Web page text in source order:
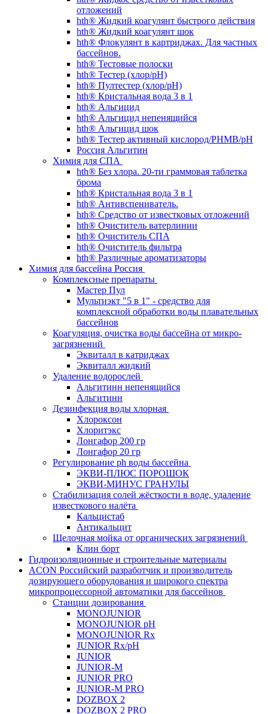
отложений
hth® Жидкий коагулянт быстрого действия
hth® Жидкий коагулянт шок
hth® Флокулянт в картриджах. Для частных
бассейнов.
hth® Тестовые полоски
hth® Тестер (хлор/pH)
hth® Пултестер (хлор/pH)
hth® Кристальная вода 3 в 1
hth® Альгицид
hth® Альгицид непенящийся
hth® Альгицид шок
hth® Тестер активный кислород/PHMB/pH
Россия Альгитин
Химия для СПА
hth® Без хлора. 20-ти граммовая таблетка
брома
hth® Кристальная вода 3 в 1
hth® Антивспениватель.
hth® Средство от известковых отложений
hth® Очиститель ватерлинии
hth® Очиститель СПА
hth® Очиститель фильтра
hth® Различные ароматизаторы
Химия для бассейна Россия
Комплексные препараты
Мастер Пул
Мультиэкт "5 в 1" - средство для
комплексной обработки воды плавательных
бассейнов
Коагуляция, очистка воды бассейна от микро-
загрязнений
Эквиталл в катриджах
Эквиталл жидкий
Удаление водорослей
Альгитинн непенящийся
Альгитинн
Дезинфекция воды хлорная
Хлороксон
Хлоритэкс
Лонгафор 200 гр
Лонгафор 20 гр
Регулирование ph воды бассейна
ЭКВИ-ПЛЮС ПОРОШОК
ЭКВИ-МИНУС ГРАНУЛЫ
Стабилизация солей жёсткости в воде, удаление
известкового налёта
Кальцистаб
Антикальцит
Щелочная мойка от органических загрязнений
Клин борт
Гидроизоляционные и строительные материалы
ACON Российский разработчик и производитель
дозирующего оборудования и широкого спектра
микропроцессорной автоматики для бассейнов
Станции дозирования
MONOJUNIOR
MONOJUNIOR pH
MONOJUNIOR Rx
JUNIOR Rx/pH
JUNIOR
JUNIOR-M
JUNIOR PRO
JUNIOR-M PRO
DOZBOX 2
DOZBOX 2 PRO